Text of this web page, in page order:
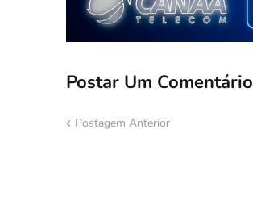
Postar Um Comentário
Postagem Anterior